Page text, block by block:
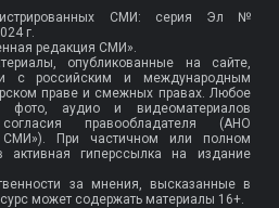
СМИ: серия Эл №
г.
редакция СМИ».
опубликованные на сайте,
с российским и международным
праве и смежных правах. Любое
фото, аудио и видеоматериалов
правообладателя (АНО
СМИ»). При частичном или полном
активная гиперссылка на издание
за мнения, высказанные в
может содержать материалы 16+.